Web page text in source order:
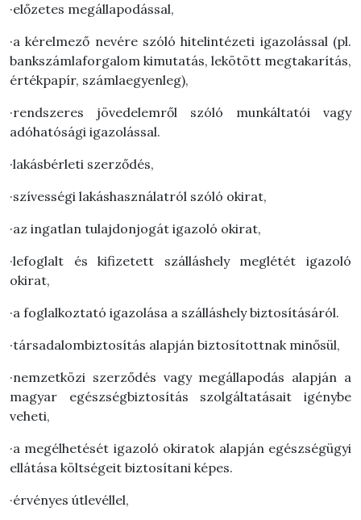
·előzetes megállapodással,
·a kérelmező nevére szóló hitelintézeti igazolással (pl.
bankszámlaforgalom kimutatás, lekötött megtakarítás,
értékpapír, számlaegyenleg),
·rendszeres jövedelemről szóló munkáltatói vagy
adóhatósági igazolással.
·lakásbérleti szerződés,
·szívességi lakáshasználatról szóló okirat,
·az ingatlan tulajdonjogát igazoló okirat,
·lefoglalt és kifizetett szálláshely meglétét igazoló
okirat,
·a foglalkoztató igazolása a szálláshely biztosításáról.
·társadalombiztosítás alapján biztosítottnak minősül,
·nemzetközi szerződés vagy megállapodás alapján a
magyar egészségbiztosítás szolgáltatásait igénybe
veheti,
·a megélhetését igazoló okiratok alapján egészségügyi
ellátása költségeit biztosítani képes.
·érvényes útlevéllel,